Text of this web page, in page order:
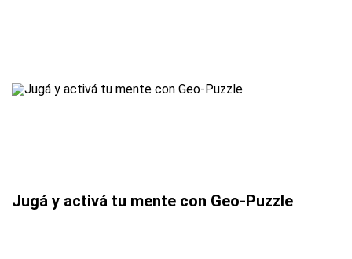
Jugá y activá tu mente con Geo-Puzzle